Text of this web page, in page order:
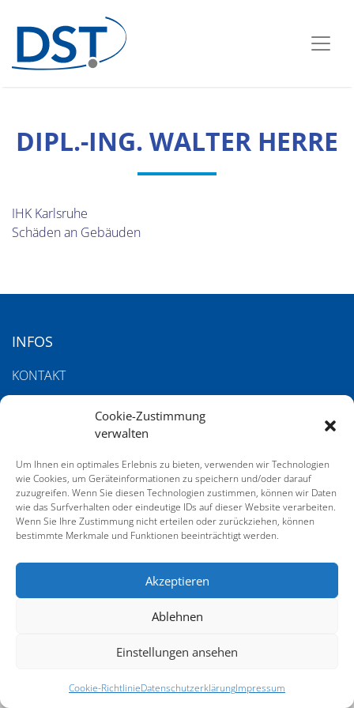
Cookie-Zustimmung
verwalten
Um Ihnen ein optimales Erlebnis zu bieten, verwenden wir Technologien
wie Cookies, um Geräteinformationen zu speichern und/oder darauf
zuzugreifen. Wenn Sie diesen Technologien zustimmen, können wir Daten
wie das Surfverhalten oder eindeutige IDs auf dieser Website verarbeiten.
Wenn Sie Ihre Zustimmung nicht erteilen oder zurückziehen, können
bestimmte Merkmale und Funktionen beeinträchtigt werden.
Akzeptieren
Ablehnen
Einstellungen ansehen
Cookie-RichtlinieDatenschutzerklärungImpressum
DIPL.-ING. WALTER HERRE
IHK Karlsruhe
Schäden an Gebäuden
INFOS
KONTAKT
DATENSCHUTZERKLÄRUNG
AGB
SERVICE
GALERIE VOM 21. DEUTSCHEN SACHVERSTÄNDIGENTAG